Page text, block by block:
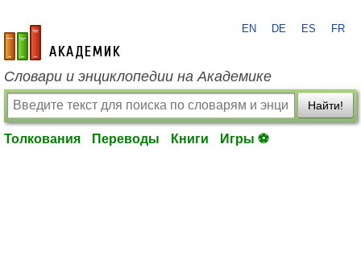
academic.ru
EN DE ES FR
Словари и энциклопедии на Академике
Найти!
Толкования Переводы Книги Игры ⚽